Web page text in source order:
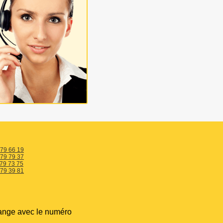
66 19
79 37
73 75
39 81
avec le numéro